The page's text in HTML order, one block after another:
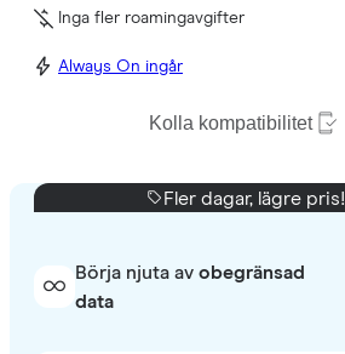
Inga fler roamingavgifter
Always On ingår
Kolla kompatibilitet
Fler dagar, lägre pris!
Börja njuta av obegränsad
data